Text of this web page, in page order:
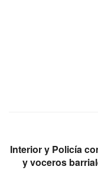
Interior y Policía
y voceros